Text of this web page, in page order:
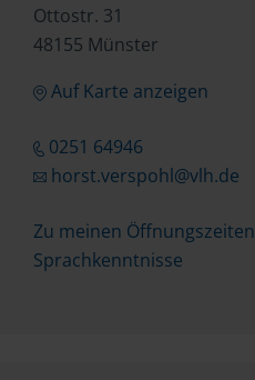
Ottostr. 31
48155 Münster
Auf Karte anzeigen
0251 64946
horst.verspohl@vlh.de
Zu meinen Öffnungszeiten
Sprachkenntnisse